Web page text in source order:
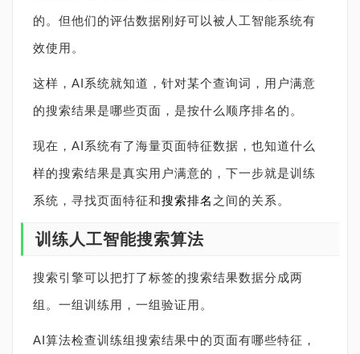
的。但他们的评估数据刚好可以被人工智能系统有
效使用。
这样，AI系统就知道，针对某个查询词，用户满意
的搜索结果是哪些页面，是按什么顺序排名的。
现在，AI系统有了海量页面特征数据，也知道什么
样的搜索结果是真实用户满意的，下一步就是训练
系统，寻找页面特征和搜索排名 之间的关系。
训练人工智能搜索算法
搜索引擎可以把打了标签的搜索结果数据分成两
组。一组训练用，一组验证用。
AI算法检查训练组搜索结果中的页面有哪些特征，